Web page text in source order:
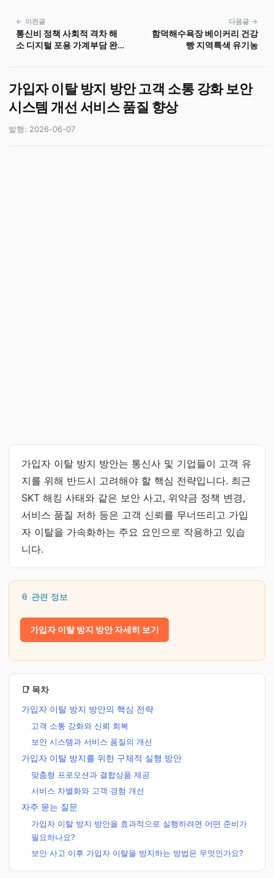
← 이전글
통신비 정책 사회적 격차 해
소 디지털 포용 가계부담 완
다음글 →
함덕해수욕장 베이커리 건강
빵 지역특색 유기농
가입자 이탈 방지 방안 고객 소통 강화 보안
시스템 개선 서비스 품질 향상
발행: 2026-06-07
가입자 이탈 방지 방안는 통신사 및 기업들이 고객 유
지를 위해 반드시 고려해야 할 핵심 전략입니다. 최근
SKT 해킹 사태와 같은 보안 사고, 위약금 정책 변경,
서비스 품질 저하 등은 고객 신뢰를 무너뜨리고 가입
자 이탈을 가속화하는 주요 요인으로 작용하고 있습
니다.
📎 관련 정보
가입자 이탈 방지 방안 자세히 보기
📑 목차
가입자 이탈 방지 방안의 핵심 전략
고객 소통 강화와 신뢰 회복
보안 시스템과 서비스 품질의 개선
가입자 이탈 방지를 위한 구체적 실행 방안
맞춤형 프로모션과 결합상품 제공
서비스 차별화와 고객 경험 개선
자주 묻는 질문
가입자 이탈 방지 방안을 효과적으로 실행하려면 어떤 준비가
필요하나요?
보안 사고 이후 가입자 이탈을 방지하는 방법은 무엇인가요?